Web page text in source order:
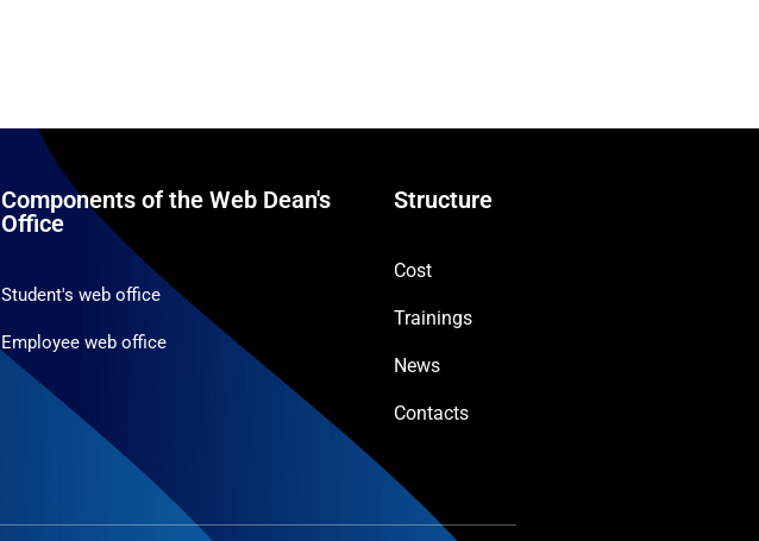
Components of the Web Dean's
Office
Student's web office
Employee web office
Structure
Cost
Trainings
News
Contacts